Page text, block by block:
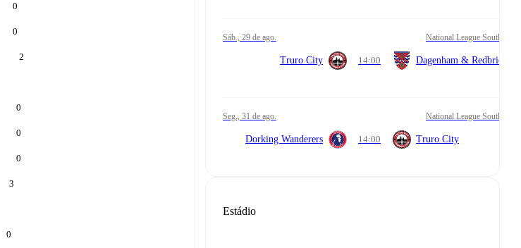
0
0
2
0
0
0
3
0
sáb., 29 de ago. National League South
Truro City 14:00 Dagenham & Redbridge
seg., 31 de ago. National League South
Dorking Wanderers 14:00 Truro City
Estádio